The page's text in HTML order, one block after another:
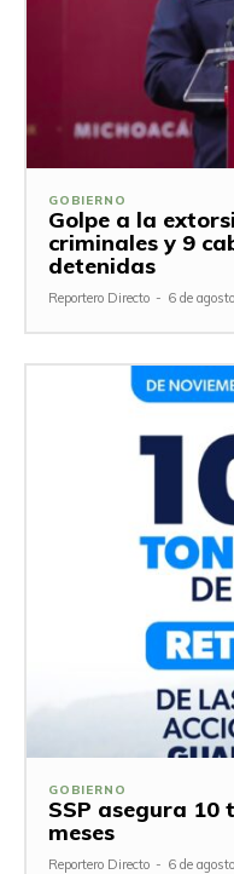
GOBIERNO
Golpe a la
criminales y 9
detenidas
Reportero Directo - 6 de
GOBIERNO
SSP asegura 10
meses
Reportero Directo - 6 de